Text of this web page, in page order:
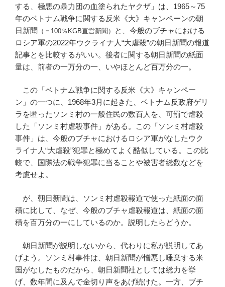
する、極悪の暴力団の血塗られたヤクザ」は、1965～75
年のベトナム戦争に関する反米《大》キャンペーンの朝
日新聞 （＝100％KGB直営新聞）
と、今般のブチャにおける
ロシア軍の2022年ウクライナ人“大虐殺”の朝日新聞の報道
記事とを比較するがいい。後者に関する朝日新聞の紙面
量は、前者の一万分の一、いやほとんど百万分の一。
この「ベトナム戦争に関する反米《大》キャンペー
ン」の一つに、1968年3月に起きた、ベトナム反政府ゲリ
ラを匿ったソンミ村の一般住民の数百人を、可罰で虐殺
した「ソンミ村虐殺事件」がある。この「ソンミ村虐殺
事件」は、今般のブチャにおけるロシア軍がなしたウク
ライナ人“大虐殺”犯罪と極めてよく酷似している。この比
較で、国際法の戦争犯罪に当ることや被害者総数などを
考慮せよ。
が、朝日新聞は、ソンミ村虐殺報道で使った紙面の面
積に比して、なぜ、今般のブチャ虐殺報道は、紙面の面
積を百万分の一にしているのか。説明したらどうか。
朝日新聞が説明しないから、代わりに私が説明してあ
げよう。ソンミ村事件は、朝日新聞が憎悪し唾棄する米
国がなしたものだから、朝日新聞社としては総力を挙
げ、数年間に及んで金切り声をあげ続けた。一方、ブチ